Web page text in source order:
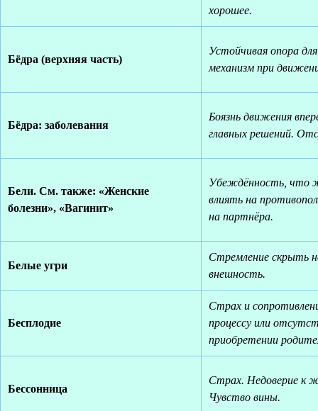
хорошее.
Бёдра (верхняя часть)
Устойчивая опора
механизм при
Бёдра: заболевания
Боязнь движения
главных решений.
Бели. См. также: «Женские
болезни», «Вагинит»
Убеждённость, что
влиять на
на партнёра.
Белые угри
Стремление скрыть
внешность.
Бесплодие
Страх и
процессу или
приобретении
Бессонница
Страх. Недоверие к
Чувство вины.